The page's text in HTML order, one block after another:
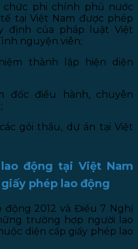
chức phi chính phủ nước
tại Việt Nam được phép
định của pháp luật Việt
nguyện viên;
thành lập hiện diện
đốc điều hành, chuyên
gói thầu, dự án tại Việt
động tại Việt Nam
phép lao động
động 2012 và Điều 7 Nghị
trường hợp người lao
diện cấp giấy phép lao